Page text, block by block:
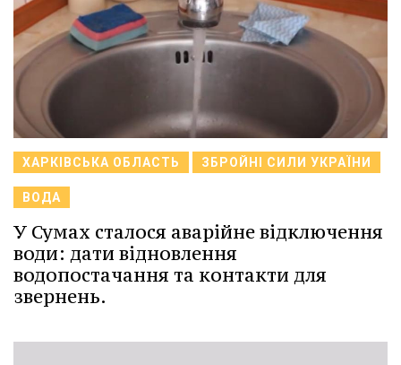
ХАРКІВСЬКА ОБЛАСТЬ ЗБРОЙНІ СИЛИ УКРАЇНИ
ВОДА
У Сумах сталося аварійне відключення
води: дати відновлення
водопостачання та контакти для
звернень.